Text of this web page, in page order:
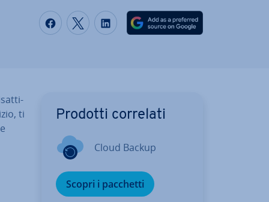
Condividi via Facebook
Condividi via Twitter
Condividi via LinkedIN
ti
Prodotti correlati
Cloud Backup
Scopri i pacchetti